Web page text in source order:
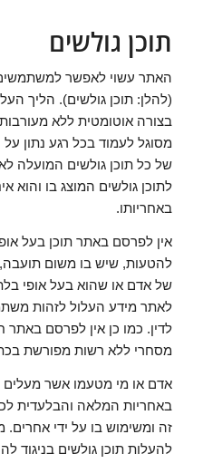
תוכן גולשים
האתר עשוי לאפשר למשתמשים
(להלן: תוכן גולשים). הליך
בצורה אוטומטית ללא
מסוגל לעמוד בכל רגע נתון על
של כל תוכן גולשים המועלה
לתוכן גולשים המוצג בו והוא
באחריותו.
אין לפרסם באתר תוכן בעל
להטעות, שיש בו משום תועבה,
של אדם או שהוא בעל אופי
לאתר מידע העלול לזהות
לדין. כמו כן אין לפרסם באתר
מסחרי ללא רשות מפורשת
אדם או מי מטעמו אשר מעלים
באחריות המלאה והבלעדית
זה ומשימוש בו על ידי
להעלות תוכן גולשים בניגוד